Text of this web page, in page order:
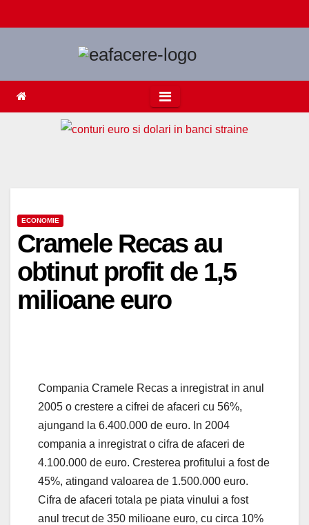
to
ECONOMIE
Cramele Recas au
obtinut profit de 1,5
milioane euro
Compania Cramele Recas a inregistrat in anul
2005 o crestere a cifrei de afaceri cu 56%,
ajungand la 6.400.000 de euro. In 2004
compania a inregistrat o cifra de afaceri de
4.100.000 de euro. Cresterea profitului a fost de
45%, atingand valoarea de 1.500.000 euro.
Cifra de afaceri totala pe piata vinului a fost
anul trecut de 350 milioane euro, cu circa 10%